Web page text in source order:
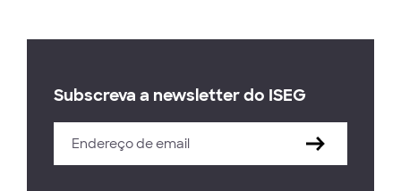
Subscreva a newsletter do ISEG